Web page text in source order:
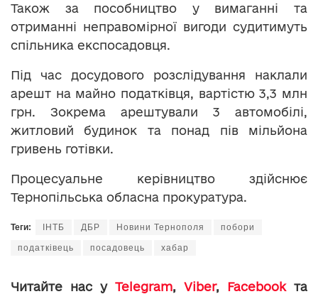
Також за пособництво у вимаганні та
отриманні неправомірної вигоди судитимуть
спільника експосадовця.
Під час досудового розслідування наклали
арешт на майно податківця, вартістю 3,3 млн
грн. Зокрема арештували 3 автомобілі,
житловий будинок та понад пів мільйона
гривень готівки.
Процесуальне керівництво здійснює
Тернопільська обласна прокуратура.
Теги: ІНТБ ДБР Новини Тернополя побори
податківець посадовець хабар
Читайте нас у Telegram, Viber, Facebookта